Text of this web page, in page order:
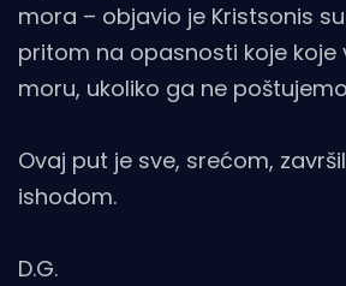
mora – objavio je Kristsonis
pritom na opasnosti koje koje
moru, ukoliko ga ne
Ovaj put je sve, srećom,
ishodom.
D.G.